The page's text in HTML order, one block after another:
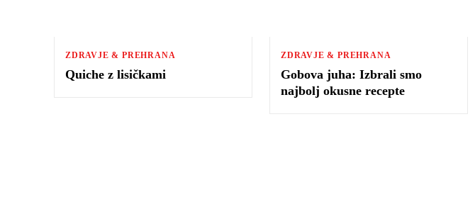
ZDRAVJE & PREHRANA
Quiche z lisičkami
ZDRAVJE & PREHRANA
Gobova juha: Izbrali smo
najbolj okusne recepte